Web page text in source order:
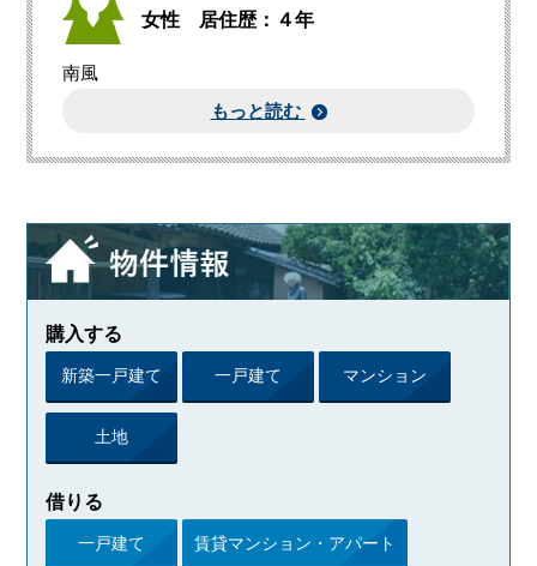
女性 居住歴：４年
南風
もっと読む
購入する
新築一戸建て 一戸建て マンション
土地
借りる
一戸建て 賃貸マンション・アパート